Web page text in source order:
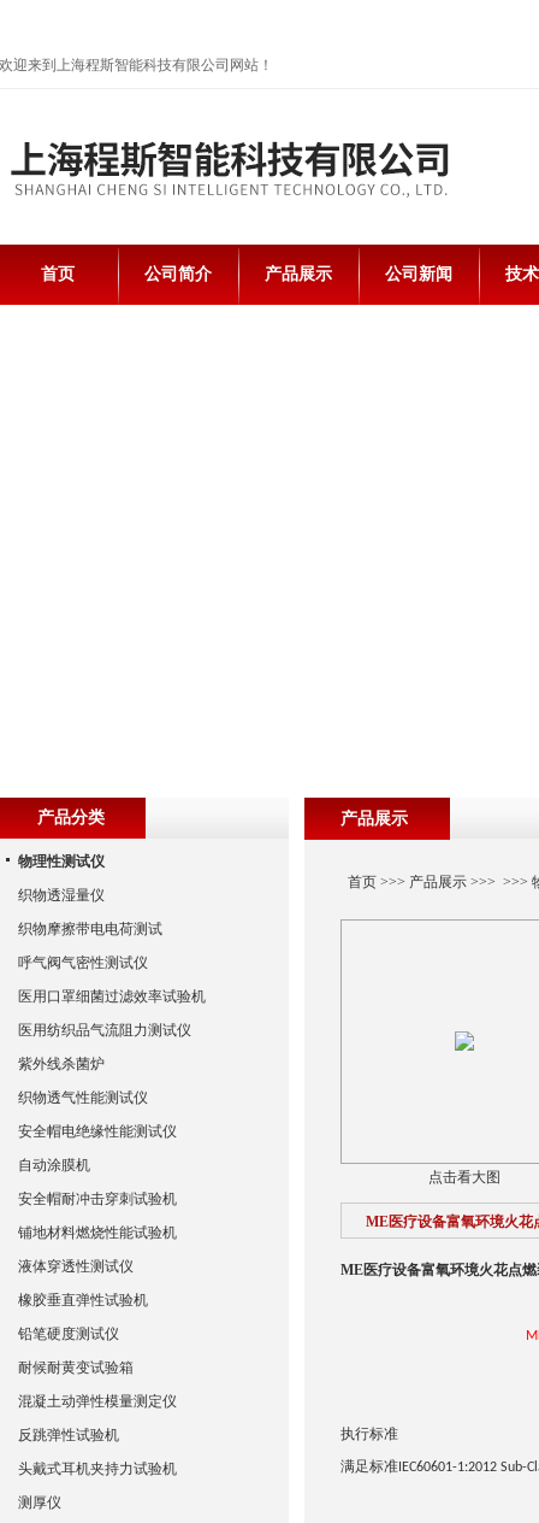
欢迎来到上海程斯智能科技有限公司网站！
首页 公司简介 产品展示 公司新闻 技
产品展示
首页>>> 产品展示>>> >>>
点击看大图
ME医疗设备富氧环境火花
ME医疗设备富氧环境火花点
执行标准
满足标准IEC60601-1:2012 Sub-
产品分类
物理性测试仪
织物透湿量仪
织物摩擦带电电荷测试
呼气阀气密性测试仪
医用口罩细菌过滤效率试验机
医用纺织品气流阻力测试仪
紫外线杀菌炉
织物透气性能测试仪
安全帽电绝缘性能测试仪
自动涂膜机
安全帽耐冲击穿刺试验机
铺地材料燃烧性能试验机
液体穿透性测试仪
橡胶垂直弹性试验机
铅笔硬度测试仪
耐候耐黄变试验箱
混凝土动弹性模量测定仪
反跳弹性试验机
头戴式耳机夹持力试验机
测厚仪